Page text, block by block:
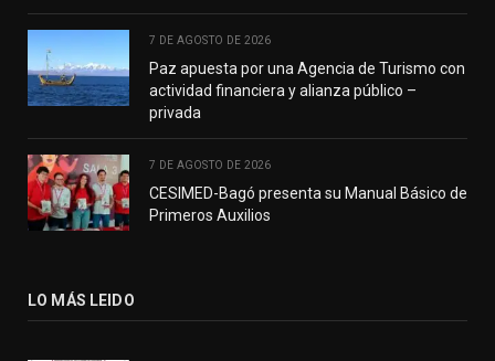
7 DE AGOSTO DE 2026
Paz apuesta por una Agencia de Turismo con
actividad financiera y alianza público –
privada
7 DE AGOSTO DE 2026
CESIMED-Bagó presenta su Manual Básico de
Primeros Auxilios
LO MÁS LEIDO